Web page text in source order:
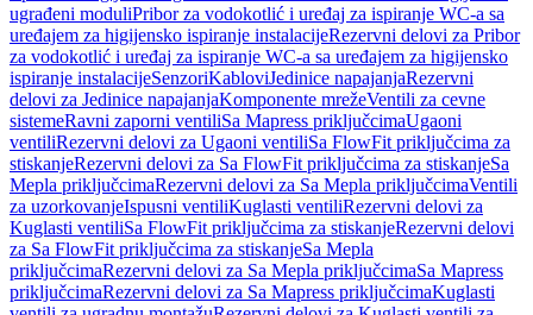
ugrađeni moduliPribor za vodokotlić i uređaj za ispiranje WC-a sa
uređajem za higijensko ispiranje instalacijeRezervni delovi za Pribor
za vodokotlić i uređaj za ispiranje WC-a sa uređajem za higijensko
ispiranje instalacijeSenzoriKabloviJedinice napajanjaRezervni
delovi za Jedinice napajanjaKomponente mrežeVentili za cevne
sistemeRavni zaporni ventiliSa Mapress priključcimaUgaoni
ventiliRezervni delovi za Ugaoni ventiliSa FlowFit priključcima za
stiskanjeRezervni delovi za Sa FlowFit priključcima za stiskanjeSa
Mepla priključcimaRezervni delovi za Sa Mepla priključcimaVentili
za uzorkovanjeIspusni ventiliKuglasti ventiliRezervni delovi za
Kuglasti ventiliSa FlowFit priključcima za stiskanjeRezervni delovi
za Sa FlowFit priključcima za stiskanjeSa Mepla
priključcimaRezervni delovi za Sa Mepla priključcimaSa Mapress
priključcimaRezervni delovi za Sa Mapress priključcimaKuglasti